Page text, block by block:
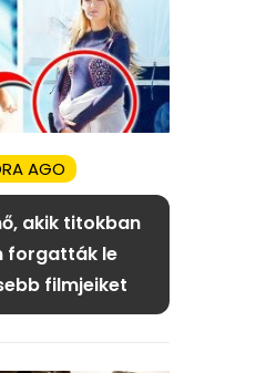
AGO
akik titokban
forgatták le
filmjeiket